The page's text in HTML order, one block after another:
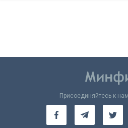
Присоединяйтесь к